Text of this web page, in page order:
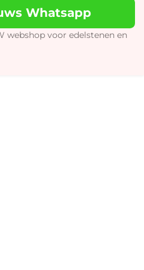
b
o
s
p
Whatsapp
webshop voor edelstenen en